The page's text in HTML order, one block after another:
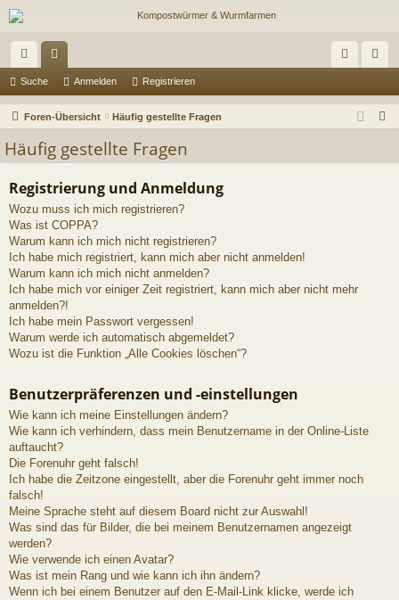
ch
ne
ug
riff
en m
de
ist
re
Suche Anmelden Registrieren
Foren-Übersicht Häufig gestellte Fragen
Häufig gestellte Fragen
Registrierung und Anmeldung
Wozu muss ich mich registrieren?
Was ist COPPA?
Warum kann ich mich nicht registrieren?
Ich habe mich registriert, kann mich aber nicht anmelden!
Warum kann ich mich nicht anmelden?
Ich habe mich vor einiger Zeit registriert, kann mich aber nicht mehr
anmelden?!
Ich habe mein Passwort vergessen!
Warum werde ich automatisch abgemeldet?
Wozu ist die Funktion „Alle Cookies löschen“?
Benutzerpräferenzen und -einstellungen
Wie kann ich meine Einstellungen ändern?
Wie kann ich verhindern, dass mein Benutzername in der Online-Liste
auftaucht?
Die Forenuhr geht falsch!
Ich habe die Zeitzone eingestellt, aber die Forenuhr geht immer noch
falsch!
Meine Sprache steht auf diesem Board nicht zur Auswahl!
Was sind das für Bilder, die bei meinem Benutzernamen angezeigt
werden?
Wie verwende ich einen Avatar?
Was ist mein Rang und wie kann ich ihn ändern?
Wenn ich bei einem Benutzer auf den E-Mail-Link klicke, werde ich